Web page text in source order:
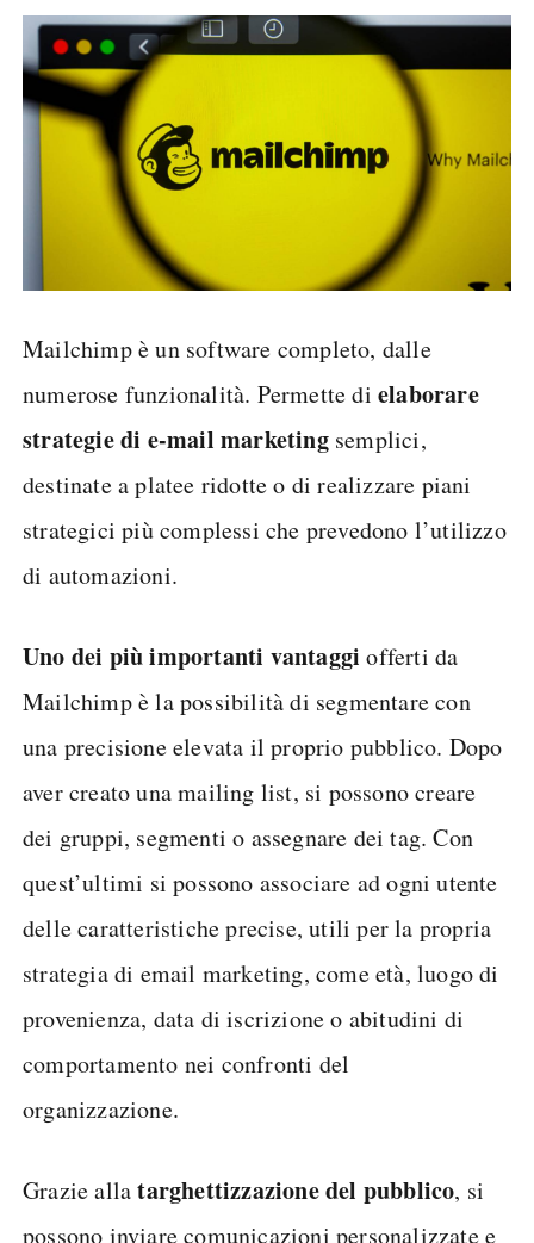
Mailchimp è un software completo, dalle
numerose funzionalità. Permette di elaborare
strategie di e-mail marketingsemplici,
destinate a platee ridotte o di realizzare piani
strategici più complessi che prevedono l’utilizzo
di automazioni.
Uno dei più importanti vantaggi offerti da
Mailchimp è la possibilità di segmentare con
una precisione elevata il proprio pubblico. Dopo
aver creato una mailing list, si possono creare
dei gruppi, segmenti o assegnare dei tag. Con
quest’ultimi si possono associare ad ogni utente
delle caratteristiche precise, utili per la propria
strategia di email marketing, come età, luogo di
provenienza, data di iscrizione o abitudini di
comportamento nei confronti del
organizzazione.
Grazie allatarghettizzazione del pubblico, si
possono inviare comunicazioni personalizzate e